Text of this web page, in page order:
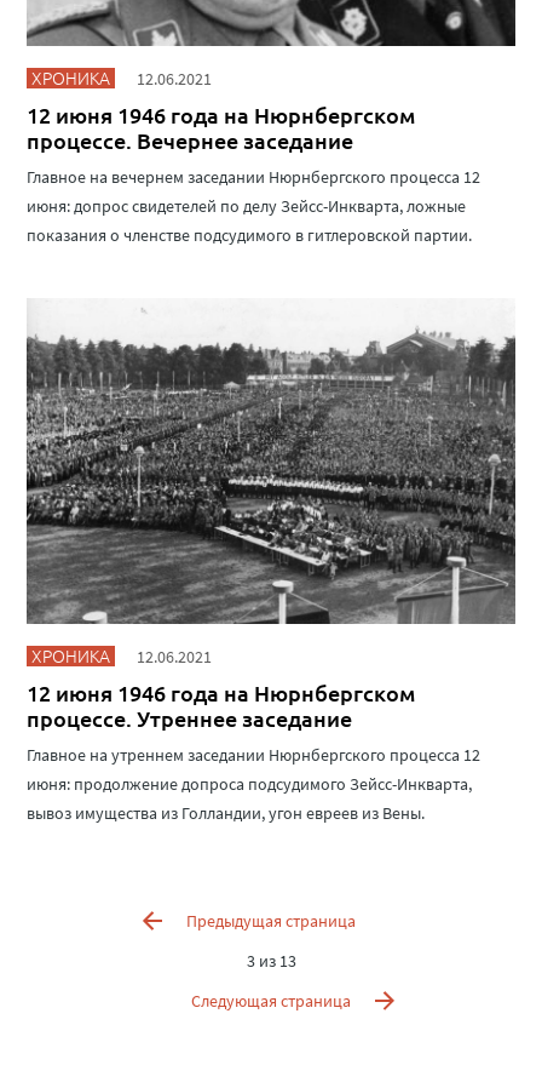
ХРОНИКА 12.06.2021
12 июня 1946 года на Нюрнбергском
процессе. Вечернее заседание
Главное на вечернем заседании Нюрнбергского процесса 12
июня: допрос свидетелей по делу Зейсс-Инкварта, ложные
показания о членстве подсудимого в гитлеровской партии.
ХРОНИКА 12.06.2021
12 июня 1946 года на Нюрнбергском
процессе. Утреннее заседание
Главное на утреннем заседании Нюрнбергского процесса 12
июня: продолжение допроса подсудимого Зейсс-Инкварта,
вывоз имущества из Голландии, угон евреев из Вены.
Предыдущая страница
3 из 13
Следующая страница